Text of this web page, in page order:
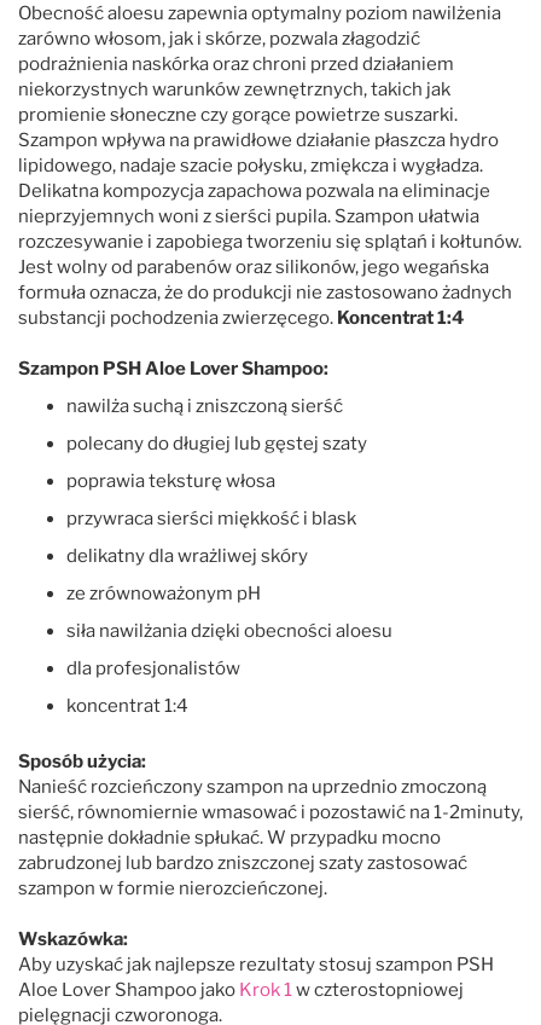
Obecność aloesu zapewnia optymalny poziom nawilżenia
zarówno włosom, jak i skórze, pozwala złagodzić
podrażnienia naskórka oraz chroni przed działaniem
niekorzystnych warunków zewnętrznych, takich jak
promienie słoneczne czy gorące powietrze suszarki.
Szampon wpływa na prawidłowe działanie płaszcza hydro
lipidowego, nadaje szacie połysku, zmiękcza i wygładza.
Delikatna kompozycja zapachowa pozwala na eliminacje
nieprzyjemnych woni z sierści pupila. Szampon ułatwia
rozczesywanie i zapobiega tworzeniu się splątań i kołtunów.
Jest wolny od parabenów oraz silikonów, jego wegańska
formuła oznacza, że do produkcji nie zastosowano żadnych
substancji pochodzenia zwierzęcego. Koncentrat 1:4
Szampon PSH Aloe Lover Shampoo:
nawilża suchą i zniszczoną sierść
polecany do długiej lub gęstej szaty
poprawia teksturę włosa
przywraca sierści miękkość i blask
delikatny dla wrażliwej skóry
ze zrównoważonym pH
siła nawilżania dzięki obecności aloesu
dla profesjonalistów
koncentrat 1:4
Sposób użycia:
Nanieść rozcieńczony szampon na uprzednio zmoczoną
sierść, równomiernie wmasować i pozostawić na 1-2minuty,
następnie dokładnie spłukać. W przypadku mocno
zabrudzonej lub bardzo zniszczonej szaty zastosować
szampon w formie nierozcieńczonej.
Wskazówka:
Aby uzyskać jak najlepsze rezultaty stosuj szampon PSH
Aloe Lover Shampoo jako Krok 1 w czterostopniowej
pielęgnacji czworonoga.